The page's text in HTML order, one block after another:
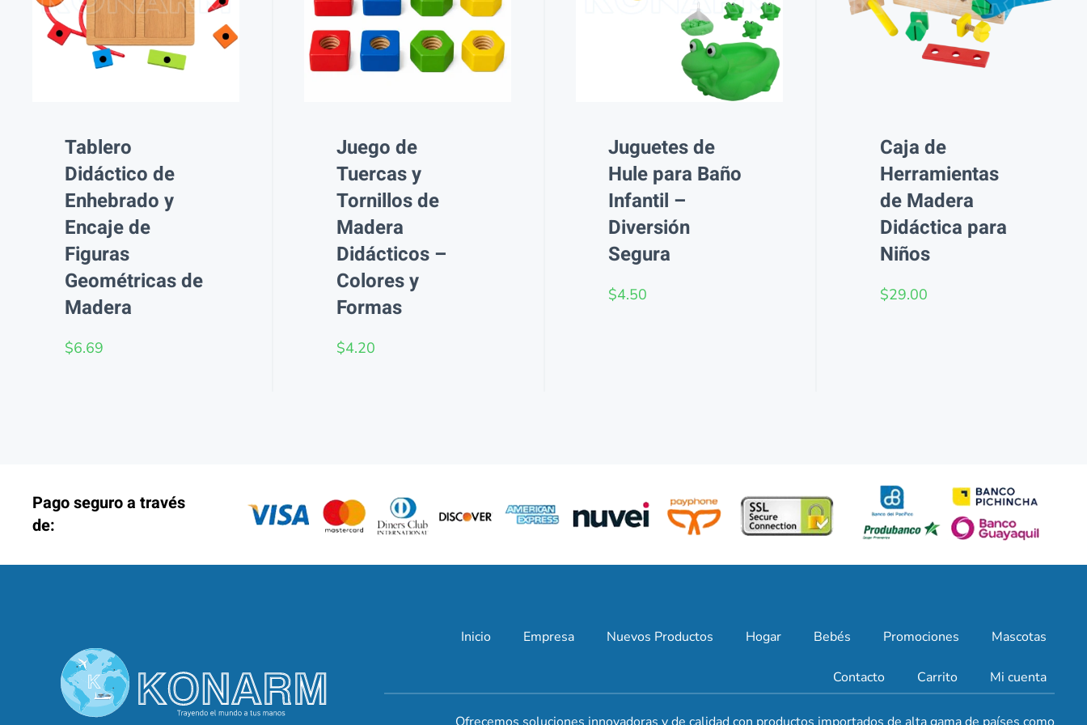
Tablero
Didáctico de
Enhebrado y
Encaje de
Figuras
Geométricas de
Madera
$6.69
Juego de
Tuercas y
Tornillos de
Madera
Didácticos –
Colores y
Formas
$4.20
Juguetes de
Hule para Baño
Infantil –
Diversión
Segura
$4.50
Caja de
Herramientas
de Madera
Didáctica para
Niños
$29.00
Pago seguro a través
de:
Inicio Empresa Nuevos Productos Hogar Bebés Promociones Mascotas
Contacto Carrito Mi cuenta